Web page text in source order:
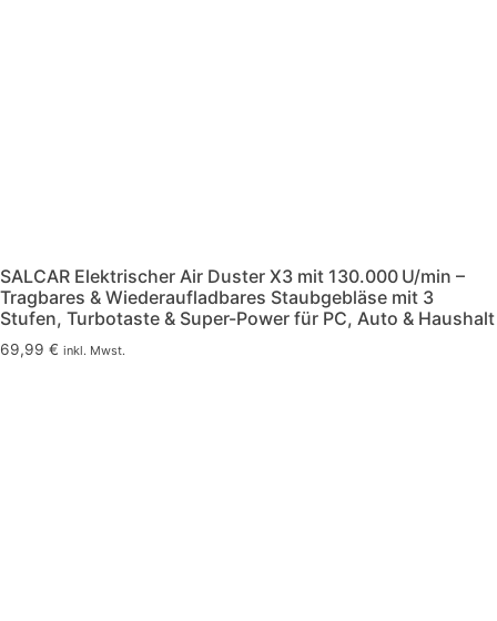
SALCAR Elektrischer Air Duster X3 mit 130.000 U/min –
Tragbares & Wiederaufladbares Staubgebläse mit 3
Stufen, Turbotaste & Super-Power für PC, Auto & Haushalt
69,99 € inkl. Mwst.